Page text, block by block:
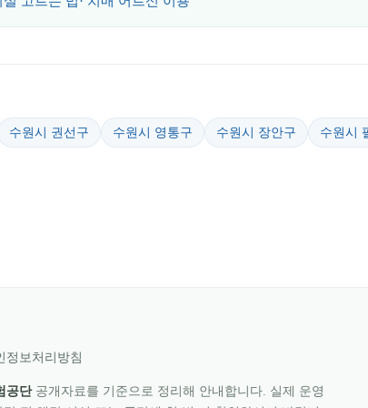
수원시 권선구 수원시 영통구 수원시 장안구 수원시
정보처리방침
공단공개자료를 기준으로 정리해 안내합니다. 실제 운영